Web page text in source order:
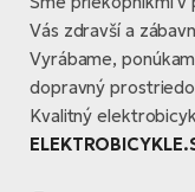
Vás zdravší a
Vyrábame,
dopravný
Kvalitný